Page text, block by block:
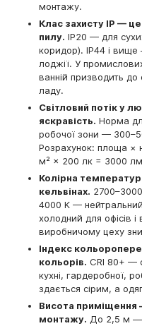
монтажу.
Клас захисту IP —
пилу. IP20 — для
коридор). IP44 і вище
лоджії. У
ванній призводить до
ладу.
Світловий потік у
яскравість. Норма
робочої зони —
Розрахунок: площа ×
м² × 200 лк = 3000
Колірна
кельвінах.
4000 K —
холодний для офісів
виробничому цеху
Індекс
кольорів. CRI 80+ —
кухні, гардеробної,
здається сірим, а
Висота
монтажу. До 2,5 м —